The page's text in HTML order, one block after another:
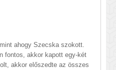
ahogy Szecska szokott.
fontos, akkor kapott egy-két
akkor előszedte az összes